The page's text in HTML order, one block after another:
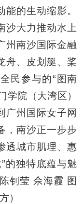
的生动缩影。
沙大力推动水上
州南沙国际金融
舟、皮划艇、桨
民参与的“图南
学院（大湾区）
广州国际女子网
，南沙正一步步
透城市肌理、惠
的独特底蕴与魅
钊莹 佘海霞 图
）